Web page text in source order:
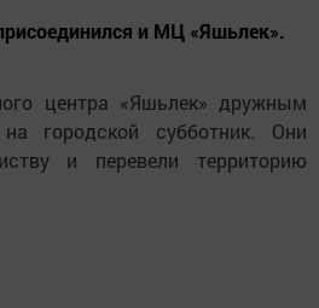
и МЦ «Яшьлек».
центра «Яшьлек» дружным
городской субботник. Они
и перевели территорию